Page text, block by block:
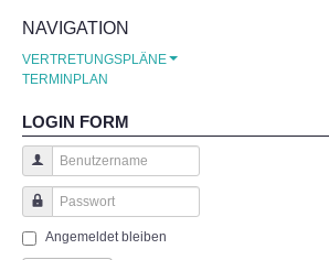
Unsere Schule
Benefizabend -Ein toller Erfolg
Mühlhäuser Altstadtlauf
Theater
NAVIGATION
VERTRETUNGSPLÄNE
TERMINPLAN
LOGIN FORM
Benutzername
Passwort
Angemeldet bleiben